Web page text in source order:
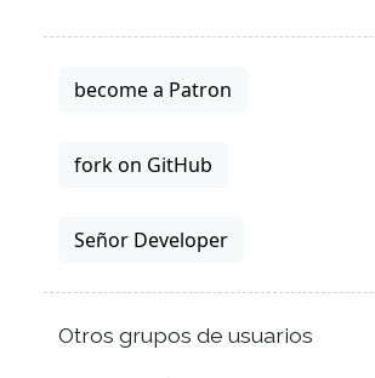
become a Patron
fork on GitHub
Señor Developer
Otros grupos de usuarios